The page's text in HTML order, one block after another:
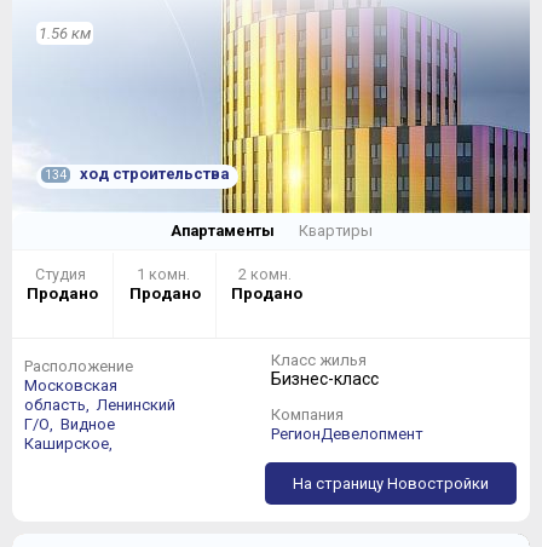
1.56 км
134 ход строительства
Апартаменты
Студия
Продано
1 комн.
Продано
2 комн.
Продано
Квартиры
Расположение
Московская
область,
Ленинский
Г/О,
Видное
Каширское,
Класс жилья
Бизнес-класс
Компания
РегионДевелопмент
На страницу Новостройки